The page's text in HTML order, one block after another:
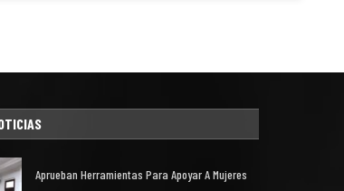
Aprueban Herramientas Para Apoyar A Mujeres